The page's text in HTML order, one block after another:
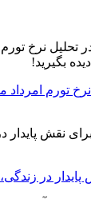
زندگی، ۲۷ ساله شد